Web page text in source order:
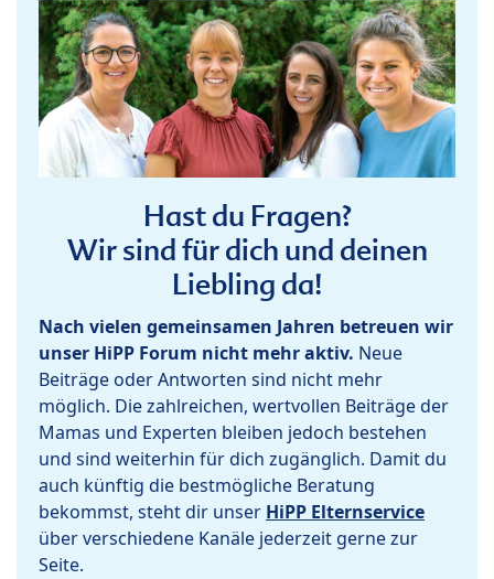
Hast du Fragen?
Wir sind für dich und deinen
Liebling da!
Nach vielen gemeinsamen Jahren betreuen wir
unser HiPP Forum nicht mehr aktiv. Neue
Beiträge oder Antworten sind nicht mehr
möglich. Die zahlreichen, wertvollen Beiträge der
Mamas und Experten bleiben jedoch bestehen
und sind weiterhin für dich zugänglich. Damit du
auch künftig die bestmögliche Beratung
bekommst, steht dir unser HiPP Elternservice
über verschiedene Kanäle jederzeit gerne zur
Seite.